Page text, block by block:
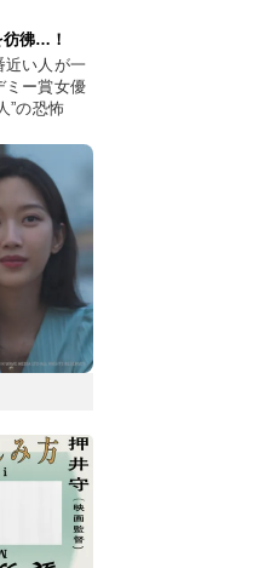
彷彿…！
近い人が一
ミー賞女優
”の恐怖